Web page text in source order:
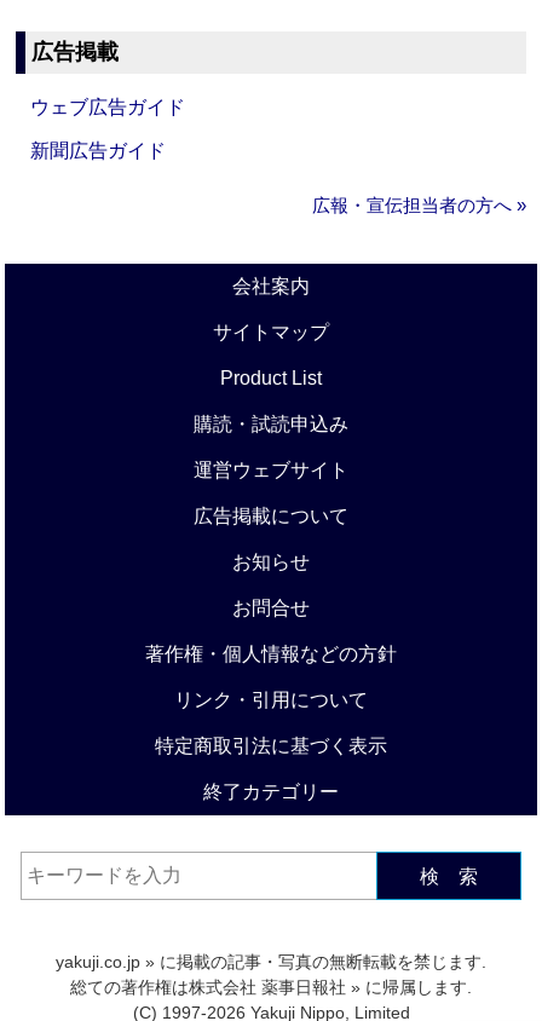
広告掲載
ウェブ広告ガイド
新聞広告ガイド
広報・宣伝担当者の方へ »
会社案内
サイトマップ
Product List
購読・試読申込み
運営ウェブサイト
広告掲載について
お知らせ
お問合せ
著作権・個人情報などの方針
リンク・引用について
特定商取引法に基づく表示
終了カテゴリー
検 索
yakuji.co.jp » に掲載の記事・写真の無断転載を禁じます.
総ての著作権は株式会社 薬事日報社 » に帰属します.
(C) 1997-2026 Yakuji Nippo, Limited